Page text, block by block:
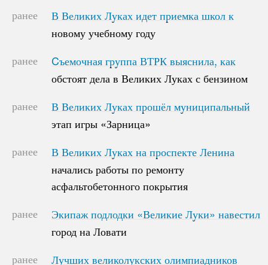
ранее
В Великих Луках идет приемка школ к
новому учебному году
В Великих Луках идет приемка школ к
новому учебному году
ранее
Cъемочная группа ВТРК выяснила, как
обстоят дела в Великих Луках с бензином
Cъемочная группа ВТРК выяснила, как
обстоят дела в Великих Луках с бензином
ранее
В Великих Луках прошёл муниципальный
этап игры «Зарница»
В Великих Луках прошёл муниципальный
этап игры «Зарница»
ранее
В Великих Луках на проспекте Ленина
начались работы по ремонту
асфальтобетонного покрытия
В Великих Луках на проспекте Ленина
начались работы по ремонту
асфальтобетонного покрытия
ранее
Экипаж подлодки «Великие Луки» навестил
город на Ловати
Экипаж подлодки «Великие Луки» навестил
город на Ловати
ранее
Лучших великолукских олимпиадников
Лучших великолукских олимпиадников